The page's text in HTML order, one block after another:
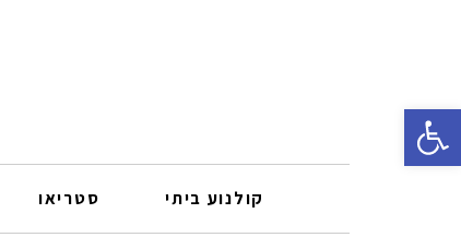
קולנוע ביתי סטריאו
פתח סרגל נגישות